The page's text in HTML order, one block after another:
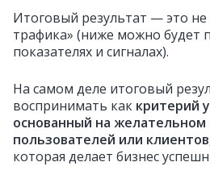
Итоговый результат — это
трафика» (ниже можно будет
показателях и сигналах).
На самом деле итоговый
воспринимать как критерий
основанный на желательном
пользователей или
которая делает бизнес